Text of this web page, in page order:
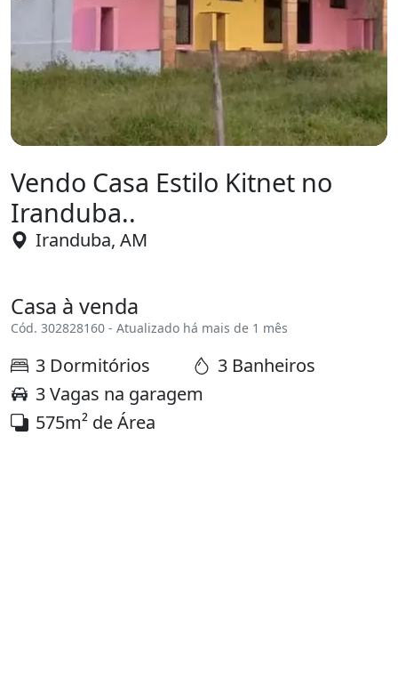
Vendo Casa Estilo Kitnet no
Iranduba..
Iranduba, AM
Casa à venda
Cód. 302828160 - Atualizado há mais de 1 mês
3 Dormitórios
3 Banheiros
3 Vagas na garagem
575m² de Área